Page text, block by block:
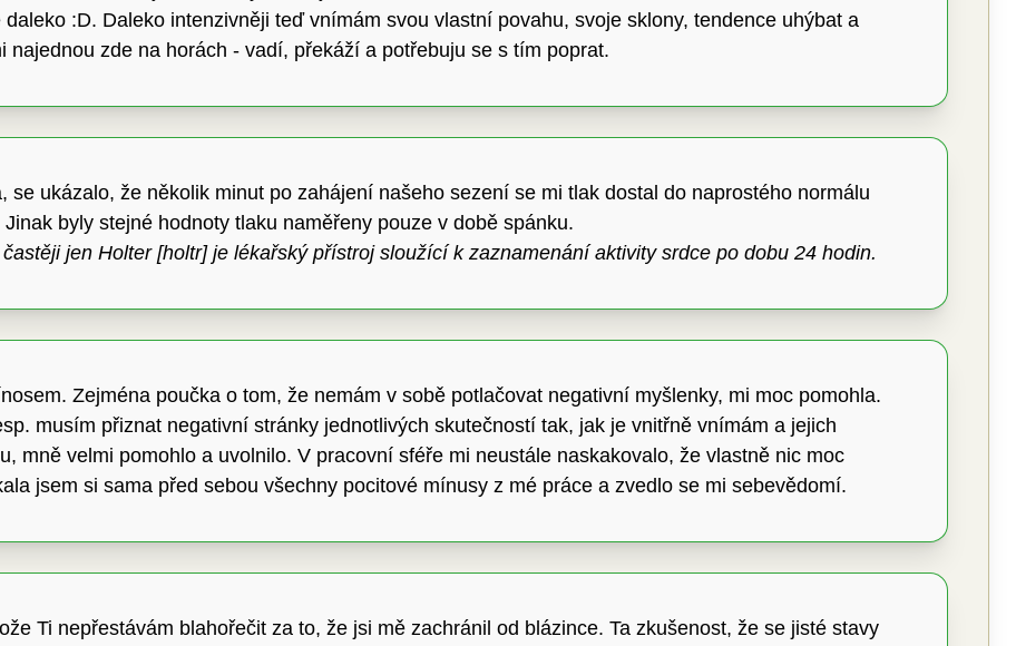
:D. Daleko intenzivněji teď vnímám svou vlastní povahu, svoje sklony, tendence uhýbat a
najednou zde na horách - vadí, překáží a potřebuju se s tím poprat.
se ukázalo, že několik minut po zahájení našeho sezení se mi tlak dostal do naprostého normálu
byly stejné hodnoty tlaku naměřeny pouze v době spánku.
jen Holter [holtr] je lékařský přístroj sloužící k zaznamenání aktivity srdce po dobu 24 hodin.
Zejména poučka o tom, že nemám v sobě potlačovat negativní myšlenky, mi moc pomohla.
musím přiznat negativní stránky jednotlivých skutečností tak, jak je vnitřně vnímám a jejich
mně velmi pomohlo a uvolnilo. V pracovní sféře mi neustále naskakovalo, že vlastně nic moc
jsem si sama před sebou všechny pocitové mínusy z mé práce a zvedlo se mi sebevědomí.
Ti nepřestávám blahořečit za to, že jsi mě zachránil od blázince. Ta zkušenost, že se jisté stavy